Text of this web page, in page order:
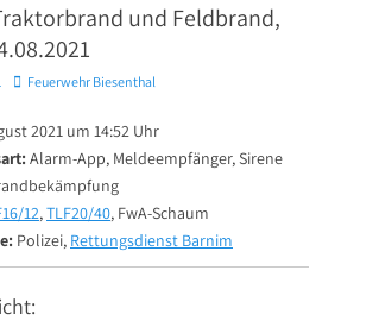
und Feldbrand,
AutorFeuerwehr Biesenthal
2021 um 14:52 Uhr
Alarm-App, Meldeempfänger, Sirene
12,TLF20/40, FwA-Schaum
Polizei, Rettungsdienst Barnim